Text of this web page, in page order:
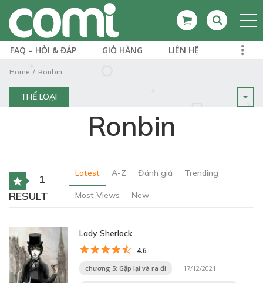
FAQ – HỎI & ĐÁP GIỎ HÀNG LIÊN HỆ
Home Ronbin
THỂ LOẠI
Ronbin
1
RESULT
Latest A-Z Đánh giá Trending
Most Views New
Lady Sherlock
4.6
chương 5: Gặp lại và ra đi 17/12/2021